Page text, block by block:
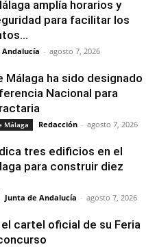
amplía horarios y
para facilitar los
Andalucía - agosto 7, 2026
Málaga ha sido designado
Nacional para
Málaga Redacción - agosto 7, 2026
tres edificios en el
para construir diez
Junta de Andalucía - agosto 7, 2026
cartel oficial de su Feria